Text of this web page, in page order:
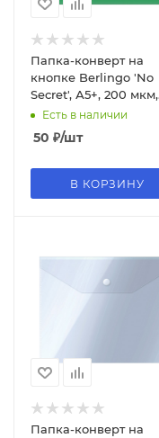
Папка-конверт на
кнопке Berlingo 'No
Secret', А5+, 200 мкм,
зеленая, EFb_05004
Есть в наличии
50 ₽/шт
В КОРЗИНУ
Папка-конверт на